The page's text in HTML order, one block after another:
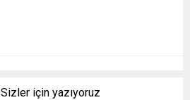
Sizler için yazıyoruz